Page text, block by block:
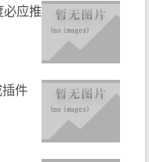
必应推
件